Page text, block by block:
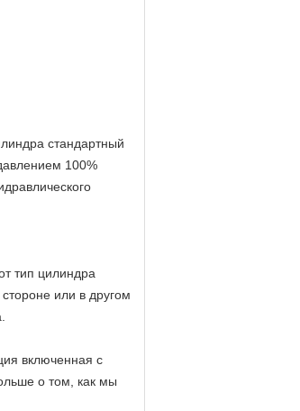
стандартный
100%
тип цилиндра
или в другом
включенная с
о том, как мы